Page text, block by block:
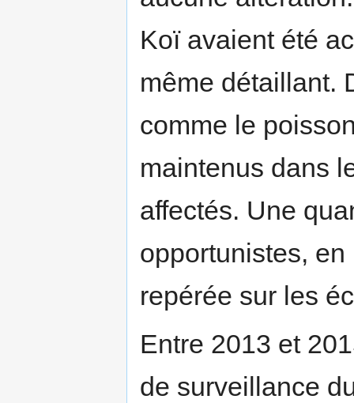
Koï avaient été
même détaillant.
comme le
maintenus dans
affectés. Une
opportunistes,
repérée sur les
Entre 2013 et
de surveillance